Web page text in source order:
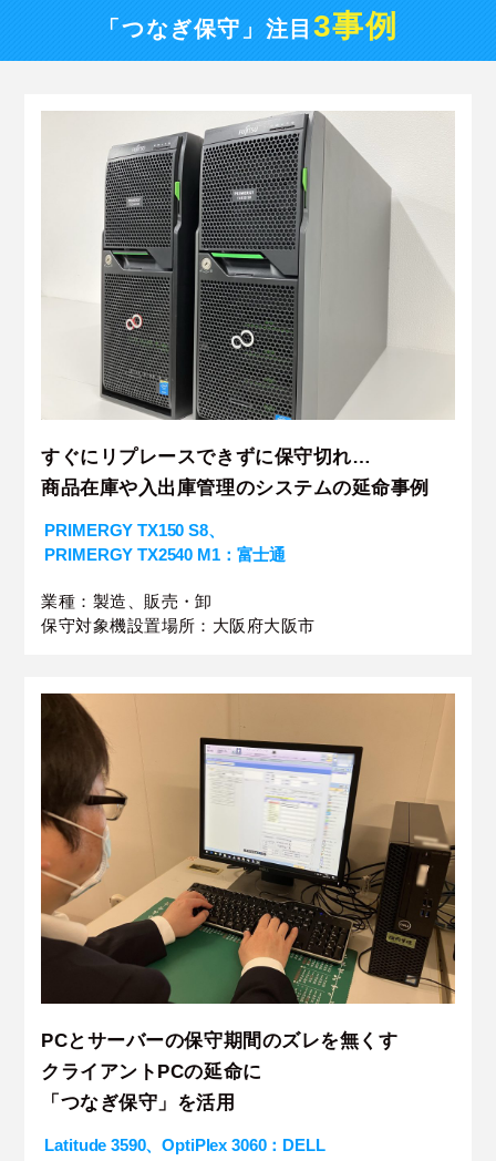
「つなぎ保守」注目 3事例
すぐにリプレースできずに保守切れ…
商品在庫や入出庫管理のシステムの延命事例
PRIMERGY TX150 S8、
PRIMERGY TX2540 M1：富士通
業種：製造、販売・卸
保守対象機設置場所：大阪府大阪市
PCとサーバーの保守期間のズレを無くす
クライアントPCの延命に
「つなぎ保守」を活用
Latitude 3590、OptiPlex 3060：DELL